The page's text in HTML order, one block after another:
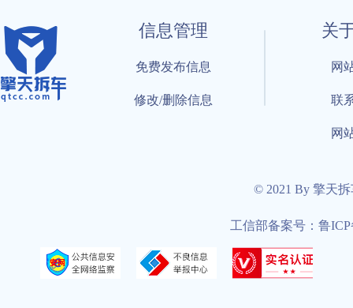
信息管理
免费发布信息
修改/删除信息
关
网
联
网
© 2021 By 擎天
工信部备案号：鲁